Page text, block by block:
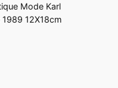
Mode Karl
12X18cm